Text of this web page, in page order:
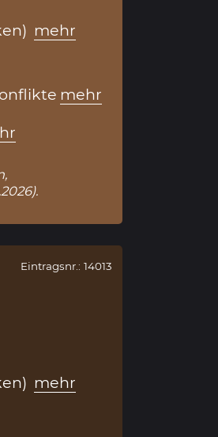
mehr
mehr
Eintragsnr.: 14013
mehr